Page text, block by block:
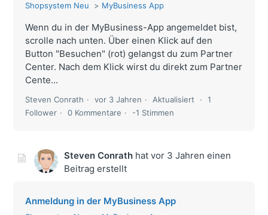
Shopsystem Neu MyBusiness App
Wenn du in der MyBusiness-App angemeldet bist,
scrolle nach unten. Über einen Klick auf den
Button "Besuchen" (rot) gelangst du zum Partner
Center. Nach dem Klick wirst du direkt zum Partner
Cente...
Steven Conrath vor 3 Jahren Aktualisiert
1
Follower
0 Kommentare -1 Stimmen
Steven Conrath hatvor 3 Jahren einen
Beitrag erstellt
Anmeldung in der MyBusiness App